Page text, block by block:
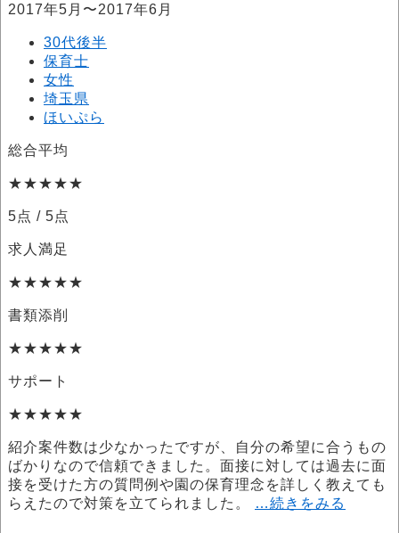
2017年5月〜2017年6月
30代後半
保育士
女性
埼玉県
ほいぷら
総合平均
★★★★★
5点 / 5点
求人満足
★★★★★
書類添削
★★★★★
サポート
★★★★★
紹介案件数は少なかったですが、自分の希望に合うもの
ばかりなので信頼できました。面接に対しては過去に面
接を受けた方の質問例や園の保育理念を詳しく教えても
らえたので対策を立てられました。
…続きをみる